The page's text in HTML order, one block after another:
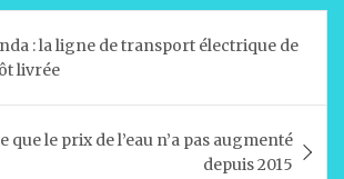
k
e
dI
n
ai
l
ta
g
er
: la ligne de transport électrique de
livrée
que le prix de l’eau n’a pas augmenté
depuis 2015